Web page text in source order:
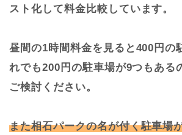
スト化して料金比較しています。
昼間の1時間料金を見ると400円の
れでも200円の駐車場が9つもある
ご検討ください。
また相石パークの名が付く駐車場